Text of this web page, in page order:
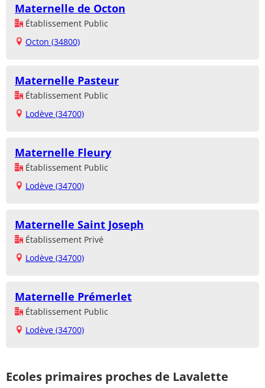
Maternelle de Octon
Établissement Public
Octon (34800)
Maternelle Pasteur
Établissement Public
Lodève (34700)
Maternelle Fleury
Établissement Public
Lodève (34700)
Maternelle Saint Joseph
Établissement Privé
Lodève (34700)
Maternelle Prémerlet
Établissement Public
Lodève (34700)
Ecoles primaires proches de Lavalette